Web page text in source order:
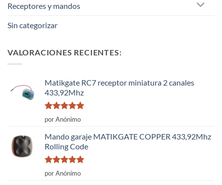
Receptores y mandos
Sin categorizar
VALORACIONES RECIENTES:
Matikgate RC7 receptor miniatura 2 canales
433,92Mhz
Valorado
con
por Anónimo
Mando garaje MATIKGATE COPPER 433,92Mhz
Rolling Code
Valorado
con
por Anónimo